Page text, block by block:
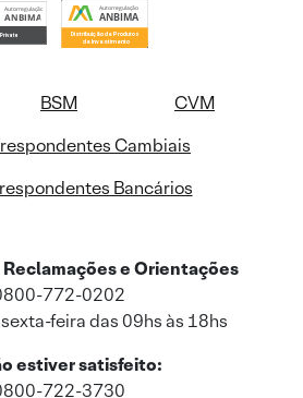
BSM
CVM
Cambiais
Bancários
Reclamações e Orientações
772-0202
feira das 09hs às 18hs
estiver satisfeito:
722-3730